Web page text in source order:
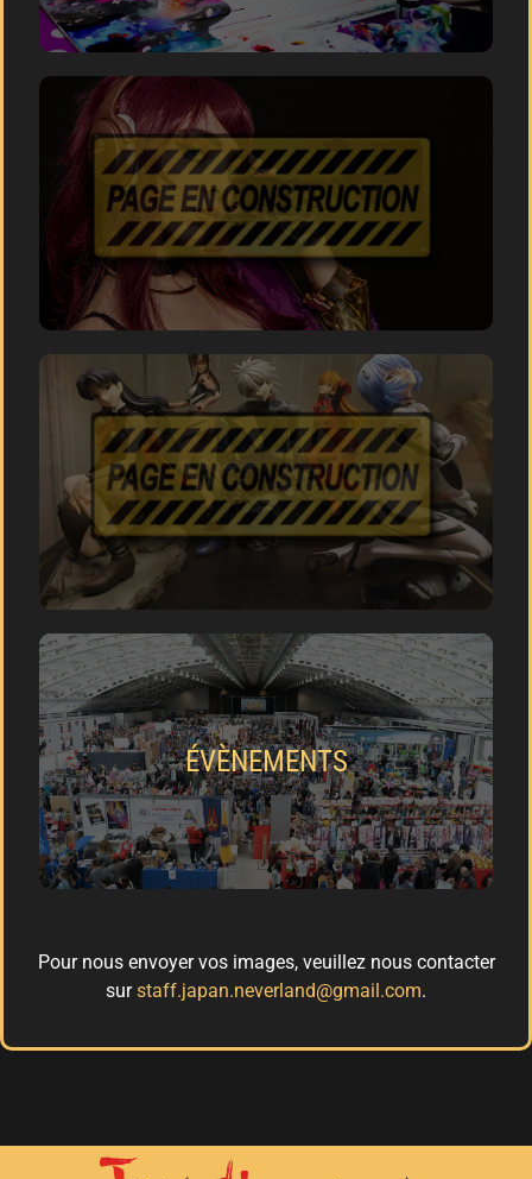
ÉVÈNEMENTS
Pour nous envoyer vos images, veuillez nous contacter
surstaff.japan.neverland@gmail.com.